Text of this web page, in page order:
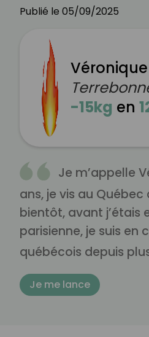
Publié le 05/09/2025
-15kg en
Je m’appelle
ans, je vis au Québec
bientôt, avant j’étais
parisienne, je suis en
québécois depuis
Je me lance